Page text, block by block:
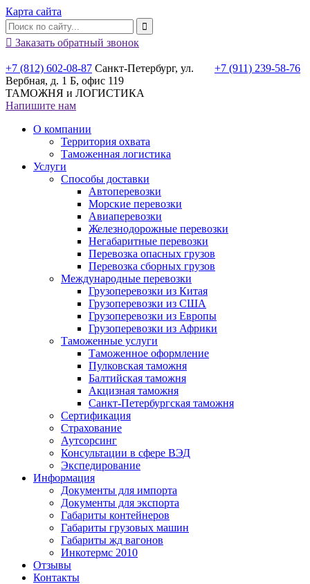
Карта сайта
 Заказать обратный звонок
+7 (812) 602-08-87 +7 (911) 239-58-76
Санкт-Петербург, ул.
Вербная, д. 1 Б, офис 119
ТАМОЖНЯ и ЛОГИСТИКА
Напишите нам
О компании
Территория охвата
Таможенная логистика
Услуги
Способы доставки
Автоперевозки
Морские перевозки
Авиаперевозки
Железнодорожные перевозки
Негабаритные перевозки
Перевозка опасных грузов
Перевозка сборных грузов
Международные перевозки
Грузоперевозки из Китая
Грузоперевозки из США
Грузоперевозки из Европы
Грузоперевозки из Африки
Таможенные услуги
Таможенное оформление
Пулковская таможня
Балтийская таможня
Акцизная таможня
Санкт-Петербургская таможня
Сертификация
Страхование
Аутсорсинг
Консультации в сфере ВЭД
Экспедирование
Информация
Документы для импорта
Документы для экспорта
Габариты контейнеров
Габариты грузовых машин
Габариты жд вагонов
Инкотермс 2010
Отзывы
Контакты